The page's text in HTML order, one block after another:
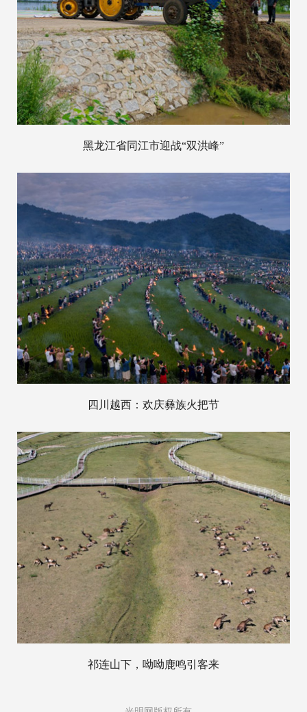
黑龙江省同江市迎战“双洪峰”
四川越西：欢庆彝族火把节
祁连山下，呦呦鹿鸣引客来